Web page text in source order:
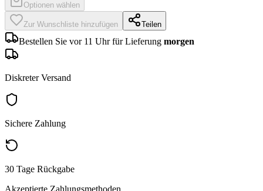
Optionen wählen
Zur Wunschliste hinzufügen Teilen
Bestellen Sie vor 11 Uhr für Lieferung morgen
Diskreter Versand
Sichere Zahlung
30 Tage Rückgabe